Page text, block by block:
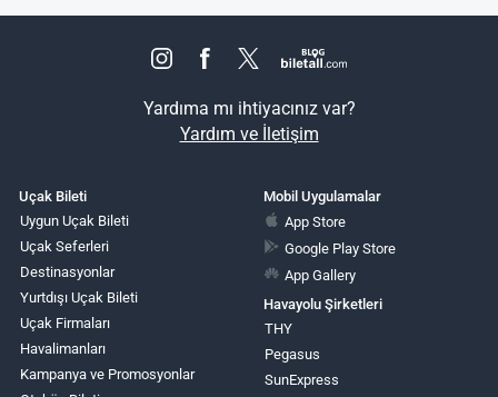
Yardıma mı ihtiyacınız var?
Yardım ve İletişim
Uçak Bileti
Uygun Uçak Bileti
Uçak Seferleri
Destinasyonlar
Yurtdışı Uçak Bileti
Uçak Firmaları
Havalimanları
Kampanya ve Promosyonlar
Mobil Uygulamalar
App Store
Google Play Store
App Gallery
Havayolu Şirketleri
THY
Pegasus
SunExpress